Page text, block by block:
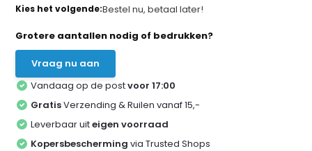
Kies het volgende:Bestel nu, betaal later!
Grotere aantallen nodig of bedrukken?
Vraag nu aan
Vandaag op de postvoor 17:00
GratisVerzending & Ruilen vanaf 15,-
Leverbaar uiteigen voorraad
Kopersbescherming via Trusted Shops